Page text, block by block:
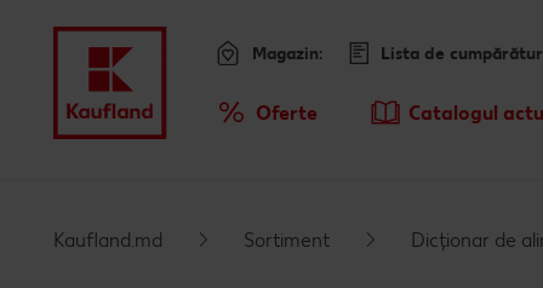
Meniu Oferte Catalogul
Magazin: Lista de
Kaufland.md Sortiment Dicționar de